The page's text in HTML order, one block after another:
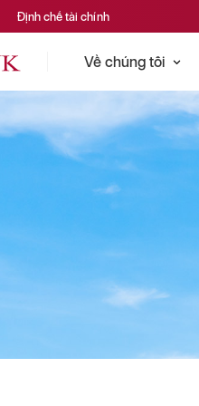
Định chế tài chính
Về chúng tôi